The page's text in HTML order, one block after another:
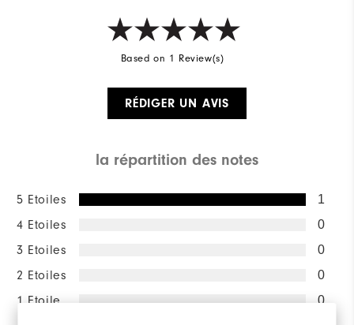
Based on 1 Review(s)
RÉDIGER UN AVIS
la répartition des notes
5 Etoiles 1
4 Etoiles 0
3 Etoiles 0
2 Etoiles 0
1 Etoile 0